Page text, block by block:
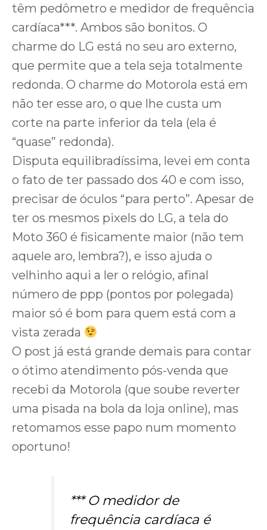
têm pedômetro e medidor de frequência
cardíaca***. Ambos são bonitos. O
charme do LG está no seu aro externo,
que permite que a tela seja totalmente
redonda. O charme do Motorola está em
não ter esse aro, o que lhe custa um
corte na parte inferior da tela (ela é
“quase” redonda).
Disputa equilibradíssima, levei em conta
o fato de ter passado dos 40 e com isso,
precisar de óculos “para perto”. Apesar de
ter os mesmos pixels do LG, a tela do
Moto 360 é fisicamente maior (não tem
aquele aro, lembra?), e isso ajuda o
velhinho aqui a ler o relógio, afinal
número de ppp (pontos por polegada)
maior só é bom para quem está com a
vista zerada
O post já está grande demais para contar
o ótimo atendimento pós-venda que
recebi da Motorola (que soube reverter
uma pisada na bola da loja online), mas
retomamos esse papo num momento
oportuno!
*** O medidor de
frequência cardíaca é